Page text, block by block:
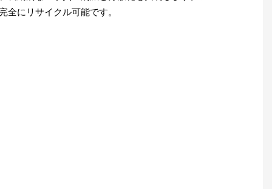
全にリサイクル可能です。